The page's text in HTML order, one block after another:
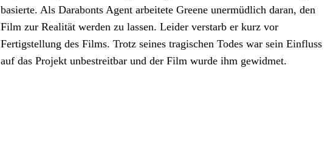
basierte. Als Darabonts Agent arbeitete Greene unermüdlich daran, den
Film zur Realität werden zu lassen. Leider verstarb er kurz vor
Fertigstellung des Films. Trotz seines tragischen Todes war sein Einfluss
auf das Projekt unbestreitbar und der Film wurde ihm gewidmet.